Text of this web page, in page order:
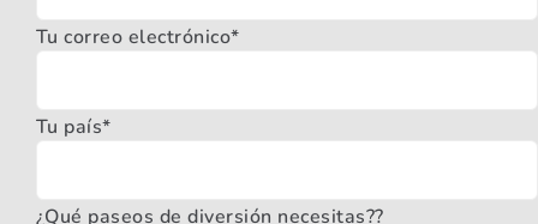
Tu correo electrónico*
Tu país*
¿Qué paseos de diversión necesitas??